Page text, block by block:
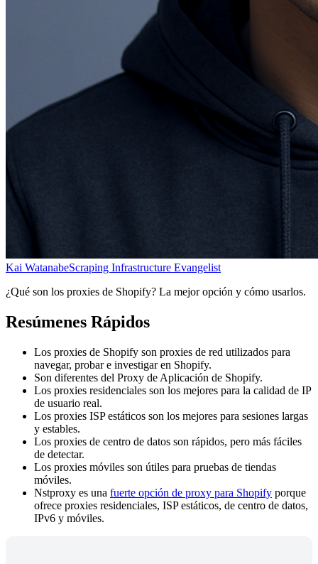
Kai WatanabeScraping Infrastructure Evangelist
¿Qué son los proxies de Shopify? La mejor opción y cómo usarlos.
Resúmenes Rápidos
Los proxies de Shopify son proxies de red utilizados para
navegar, probar e investigar en Shopify.
Son diferentes del Proxy de Aplicación de Shopify.
Los proxies residenciales son los mejores para la calidad de IP
de usuario real.
Los proxies ISP estáticos son los mejores para sesiones largas
y estables.
Los proxies de centro de datos son rápidos, pero más fáciles
de detectar.
Los proxies móviles son útiles para pruebas de tiendas
móviles.
Nstproxy es una fuerte opción de proxy para Shopify porque
ofrece proxies residenciales, ISP estáticos, de centro de datos,
IPv6 y móviles.